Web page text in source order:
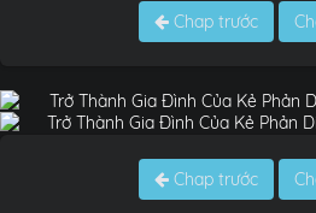
Chap trước
Chap trước